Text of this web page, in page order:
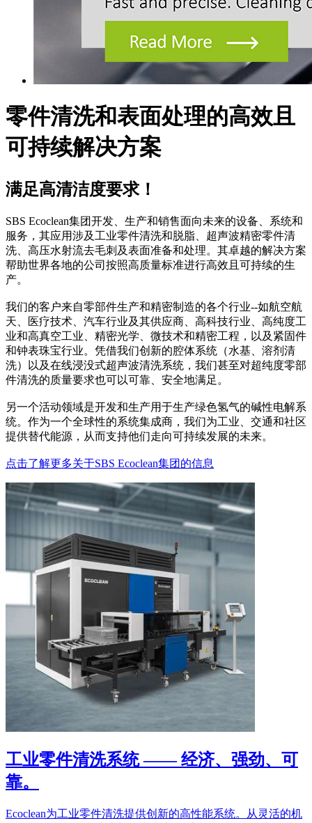
零件清洗和表面处理的高效且
可持续解决方案
满足高清洁度要求！
SBS Ecoclean集团开发、生产和销售面向未来的设备、系统和
服务，其应用涉及工业零件清洗和脱脂、超声波精密零件清
洗、高压水射流去毛刺及表面准备和处理。其卓越的解决方案
帮助世界各地的公司按照高质量标准进行高效且可持续的生
产。
我们的客户来自零部件生产和精密制造的各个行业--如航空航
天、医疗技术、汽车行业及其供应商、高科技行业、高纯度工
业和高真空工业、精密光学、微技术和精密工程，以及紧固件
和钟表珠宝行业。凭借我们创新的腔体系统（水基、溶剂清
洗）以及在线浸没式超声波清洗系统，我们甚至对超纯度零部
件清洗的质量要求也可以可靠、安全地满足。
另一个活动领域是开发和生产用于生产绿色氢气的碱性电解系
统。作为一个全球性的系统集成商，我们为工业、交通和社区
提供替代能源，从而支持他们走向可持续发展的未来。
点击了解更多关于SBS Ecoclean集团的信息
工业零件清洗系统 —— 经济、强劲、可
靠。
Ecoclean为工业零件清洗提供创新的高性能系统。从灵活的机